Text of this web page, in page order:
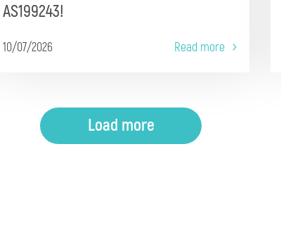
AS199243!
10/07/2026 Read more
Load more